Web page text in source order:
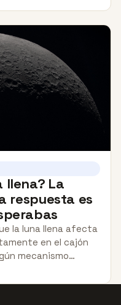
llena? La
respuesta es
la luna llena afecta
en el cajón
mecanismo…